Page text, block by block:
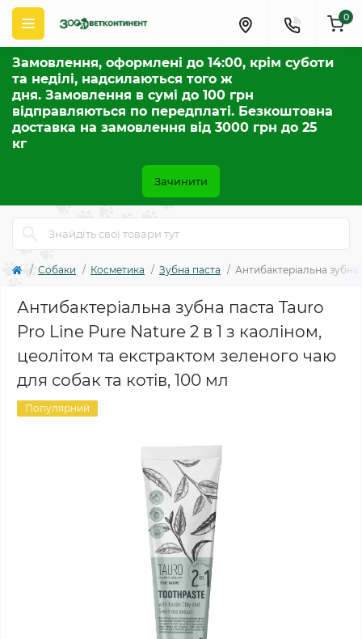
Замовлення, оформлені до 14:00, крім суботи
та неділі, надсилаються того ж
дня. Замовлення в сумі до 100 грн
відправляються по передплаті. Безкоштовна
доставка на замовлення від 3000 грн до 25
кг
Зачинити
0
Собаки Косметика Зубна паста Антибактеріальна
Антибактеріальна зубна паста Tauro
Pro Line Pure Nature 2 в 1 з каоліном,
цеолітом та екстрактом зеленого чаю
для собак та котів, 100 мл
Популярний